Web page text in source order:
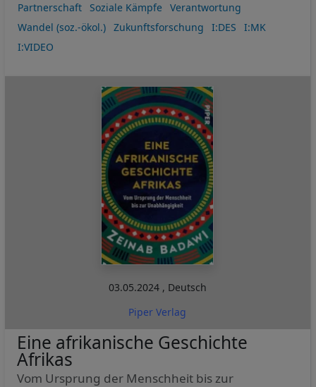
Partnerschaft Soziale Kämpfe
Verantwortung
Wandel (soz.-ökol.)
Zukunftsforschung I:DES
I:MK
I:VIDEO
03.05.2024 , Deutsch
Piper Verlag
Eine afrikanische Geschichte
Afrikas
Vom Ursprung der Menschheit bis zur